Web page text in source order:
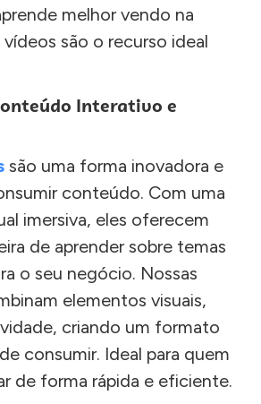
melhor vendo na
são o recurso ideal
Interativo e
são uma forma inovadora e
conteúdo. Com uma
imersiva, eles oferecem
de aprender sobre temas
o seu negócio. Nossas
elementos visuais,
criando um formato
consumir. Ideal para quem
de forma rápida e eficiente.